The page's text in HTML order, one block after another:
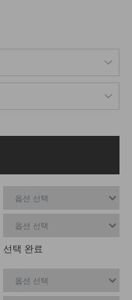
선택 완료